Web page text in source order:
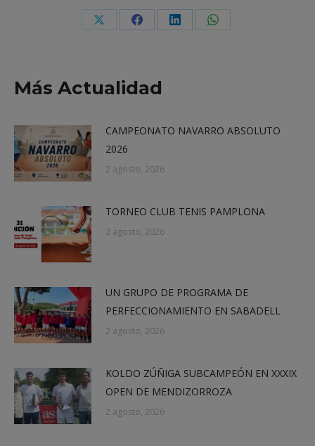
Share Share Share Share
Más Actualidad
CAMPEONATO NAVARRO ABSOLUTO
2026
2 agosto, 2026
TORNEO CLUB TENIS PAMPLONA
2 agosto, 2026
UN GRUPO DE PROGRAMA DE
PERFECCIONAMIENTO EN SABADELL
2 agosto, 2026
KOLDO ZÚÑIGA SUBCAMPEÓN EN XXXIX
OPEN DE MENDIZORROZA
2 agosto, 2026